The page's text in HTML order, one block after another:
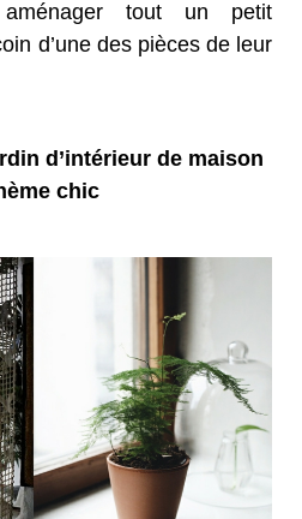
aménager tout un petit
d’une des pièces de leur
d’intérieur de maison
chic